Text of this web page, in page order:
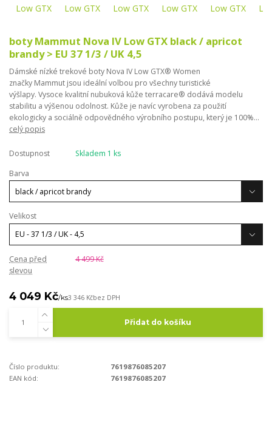
boty Mammut Nova IV Low GTX black / apricot
brandy > EU 37 1/3 / UK 4,5
Dámské nízké trekové boty Nova IV Low GTX® Women
značky Mammut jsou ideální volbou pro všechny turistické
výšlapy. Vysoce kvalitní nubuková kůže terracare® dodává modelu
stabilitu a výšenou odolnost. Kůže je navíc vyrobena za použití
ekologicky a sociálně odpovědného výrobního postupu, který je 100%...
celý popis
Dostupnost
Skladem 1 ks
Barva
Velikost
Cena před
slevou
4 499 Kč
4 049 Kč/ks3 346 Kčbez DPH
Přidat do košíku
Číslo produktu:
7619876085207
EAN kód:
7619876085207